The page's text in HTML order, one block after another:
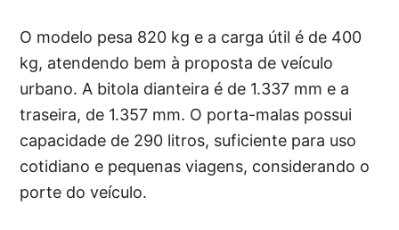
O modelo pesa 820 kg e a carga útil é de 400
kg, atendendo bem à proposta de veículo
urbano. A bitola dianteira é de 1.337 mm e a
traseira, de 1.357 mm. O porta-malas possui
capacidade de 290 litros, suficiente para uso
cotidiano e pequenas viagens, considerando o
porte do veículo.